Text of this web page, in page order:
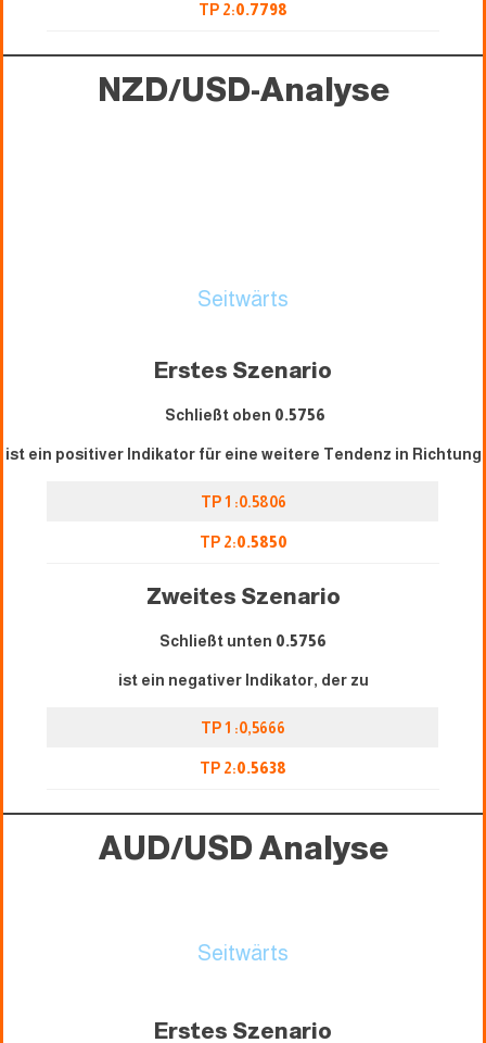
TP 2:0.7798
NZD/USD-Analyse
Seitwärts
Erstes Szenario
Schließt oben 0.5756
ist ein positiver Indikator für eine weitere Tendenz in Richtung
TP 1 :0.5806
TP 2:0.5850
Zweites Szenario
Schließt unten 0.5756
ist ein negativer Indikator, der zu
TP 1 :0,5666
TP 2:0.5638
AUD/USD Analyse
Seitwärts
Erstes Szenario